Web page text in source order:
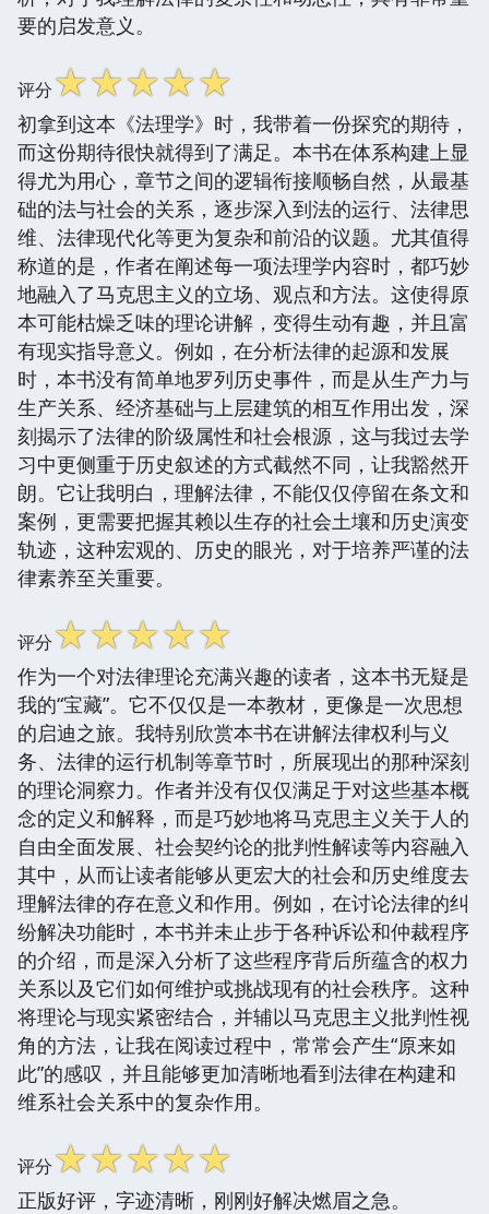
要的启发意义。
评分☆☆☆☆☆
初拿到这本《法理学》时，我带着一份探究的期待，
而这份期待很快就得到了满足。本书在体系构建上显
得尤为用心，章节之间的逻辑衔接顺畅自然，从最基
础的法与社会的关系，逐步深入到法的运行、法律思
维、法律现代化等更为复杂和前沿的议题。尤其值得
称道的是，作者在阐述每一项法理学内容时，都巧妙
地融入了马克思主义的立场、观点和方法。这使得原
本可能枯燥乏味的理论讲解，变得生动有趣，并且富
有现实指导意义。例如，在分析法律的起源和发展
时，本书没有简单地罗列历史事件，而是从生产力与
生产关系、经济基础与上层建筑的相互作用出发，深
刻揭示了法律的阶级属性和社会根源，这与我过去学
习中更侧重于历史叙述的方式截然不同，让我豁然开
朗。它让我明白，理解法律，不能仅仅停留在条文和
案例，更需要把握其赖以生存的社会土壤和历史演变
轨迹，这种宏观的、历史的眼光，对于培养严谨的法
律素养至关重要。
评分☆☆☆☆☆
作为一个对法律理论充满兴趣的读者，这本书无疑是
我的“宝藏”。它不仅仅是一本教材，更像是一次思想
的启迪之旅。我特别欣赏本书在讲解法律权利与义
务、法律的运行机制等章节时，所展现出的那种深刻
的理论洞察力。作者并没有仅仅满足于对这些基本概
念的定义和解释，而是巧妙地将马克思主义关于人的
自由全面发展、社会契约论的批判性解读等内容融入
其中，从而让读者能够从更宏大的社会和历史维度去
理解法律的存在意义和作用。例如，在讨论法律的纠
纷解决功能时，本书并未止步于各种诉讼和仲裁程序
的介绍，而是深入分析了这些程序背后所蕴含的权力
关系以及它们如何维护或挑战现有的社会秩序。这种
将理论与现实紧密结合，并辅以马克思主义批判性视
角的方法，让我在阅读过程中，常常会产生“原来如
此”的感叹，并且能够更加清晰地看到法律在构建和
维系社会关系中的复杂作用。
评分☆☆☆☆☆
正版好评，字迹清晰，刚刚好解决燃眉之急。